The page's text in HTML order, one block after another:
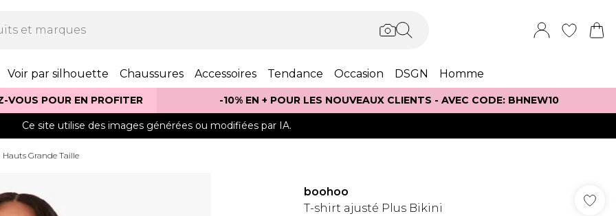
Voir par silhouette Chaussures Accessoires Tendance Occasion DSGN Homme
VOUS POUR EN PROFITER -10% EN + POUR LES NOUVEAUX CLIENTS - AVEC CODE: BHNEW10
Ce site utilise des images générées ou modifiées par IA.
Hauts Grande Taille
boohoo
T-shirt ajusté Plus Bikini